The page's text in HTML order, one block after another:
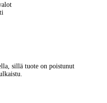
sillä tuote on poistunut